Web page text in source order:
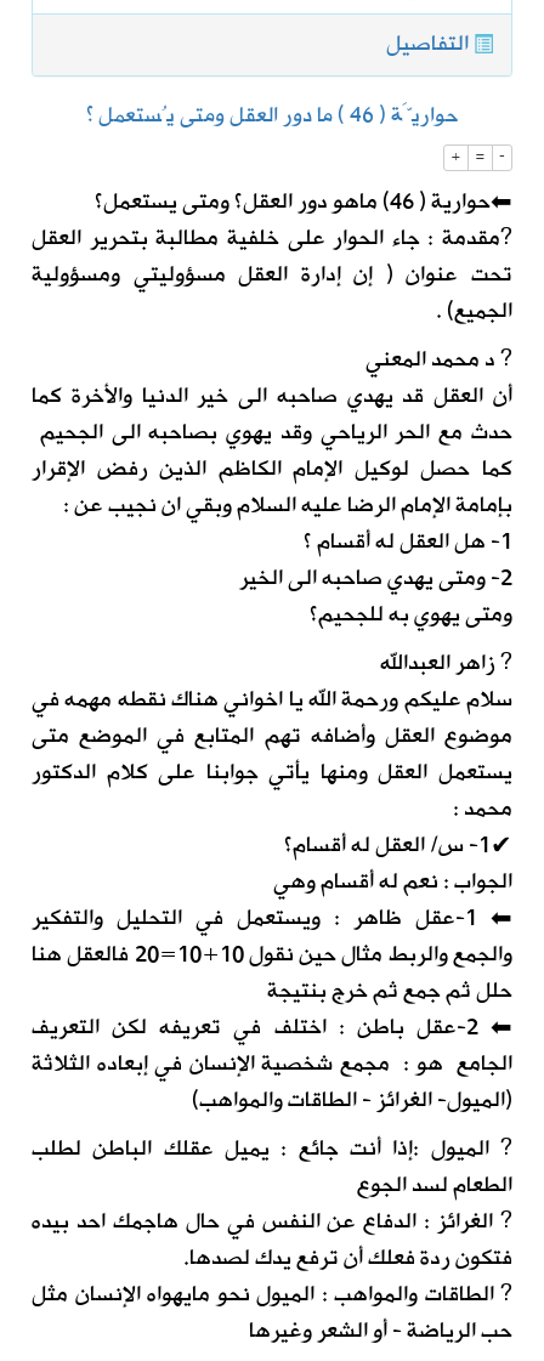
التفاصيل
حواريَّة ( 46 ) ما دور العقل ومتى يُستعمل ؟
+ = -
⬅حوارية ( 46) ماهو دور العقل؟ ومتى يستعمل؟
?مقدمة : جاء الحوار على خلفية مطالبة بتحرير العقل
تحت عنوان ( إن إدارة العقل مسؤوليتي ومسؤولية
الجميع) .
? د محمد المعني
أن العقل قد يهدي صاحبه الى خير الدنيا والأخرة كما
حدث مع الحر الرياحي وقد يهوي بصاحبه الى الجحيم
كما حصل لوكيل الإمام الكاظم الذين رفض الإقرار
بإمامة الإمام الرضا عليه السلام وبقي ان نجيب عن :
1- هل العقل له أقسام ؟
2- ومتى يهدي صاحبه الى الخير
ومتى يهوي به للجحيم؟
? زاهر العبدالله
سلام عليكم ورحمة الله يا اخواني هناك نقطه مهمه في
موضوع العقل وأضافه تهم المتابع في الموضع متى
يستعمل العقل ومنها يأتي جوابنا على كلام الدكتور
محمد :
✔1- س/ العقل له أقسام؟
الجواب : نعم له أقسام وهي
⬅ 1-عقل ظاهر : ويستعمل في التحليل والتفكير
والجمع والربط مثال حين نقول 10+10=20 فالعقل هنا
حلل ثم جمع ثم خرج بنتيجة
⬅ 2-عقل باطن : اختلف في تعريفه لكن التعريف
الجامع هو : مجمع شخصية الإنسان في إبعاده الثلاثة
(الميول- الغرائز - الطاقات والمواهب)
? الميول :إذا أنت جائع : يميل عقلك الباطن لطلب
الطعام لسد الجوع
? الغرائز : الدفاع عن النفس في حال هاجمك احد بيده
فتكون ردة فعلك أن ترفع يدك لصدها.
? الطاقات والمواهب : الميول نحو مايهواه الإنسان مثل
حب الرياضة - أو الشعر وغيرها